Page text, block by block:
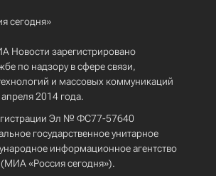
сегодня»
Новости зарегистрировано
по надзору в сфере связи,
и массовых коммуникаций
2014 года.
Эл № ФС77-57640
государственное унитарное
информационное агентство
(МИА «Россия сегодня»).